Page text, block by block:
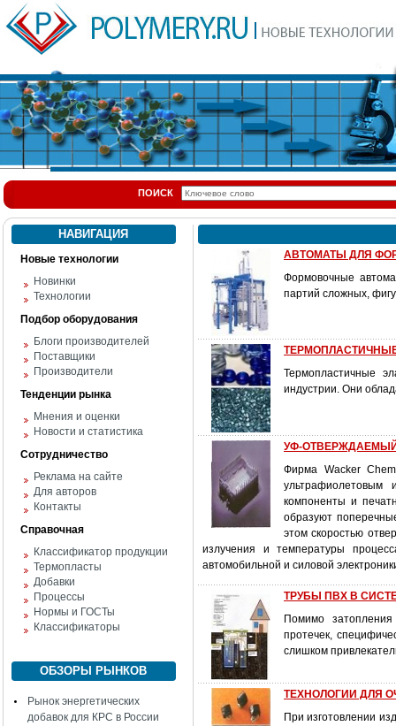
ПОИСК
НАВИГАЦИЯ
Новые технологии
Новинки
Технологии
Подбор оборудования
Блоги производителей
Поставщики
Производители
Тенденции рынка
Мнения и оценки
Новости и статистика
Сотрудничество
Реклама на сайте
Для авторов
Контакты
Справочная
Классификатор продукции
Термопласты
Добавки
Процессы
Нормы и ГОСТы
Классификаторы
ОБЗОРЫ РЫНКОВ
Рынок энергетических
добавок для КРС в России
АВТОМАТЫ ДЛЯ
Формовочные
партий сложных,
ТЕРМОПЛАСТИЧНЫЕ
Термопластичные
индустрии. Они
УФ-
Фирма Wacker
ультрафиолетовым
компоненты и
образуют
этом скоростью
излучения и температуры
автомобильной и силовой
ТРУБЫ ПВХ В
Помимо
протечек,
слишком
ТЕХНОЛОГИИ ДЛЯ
При изготовлении